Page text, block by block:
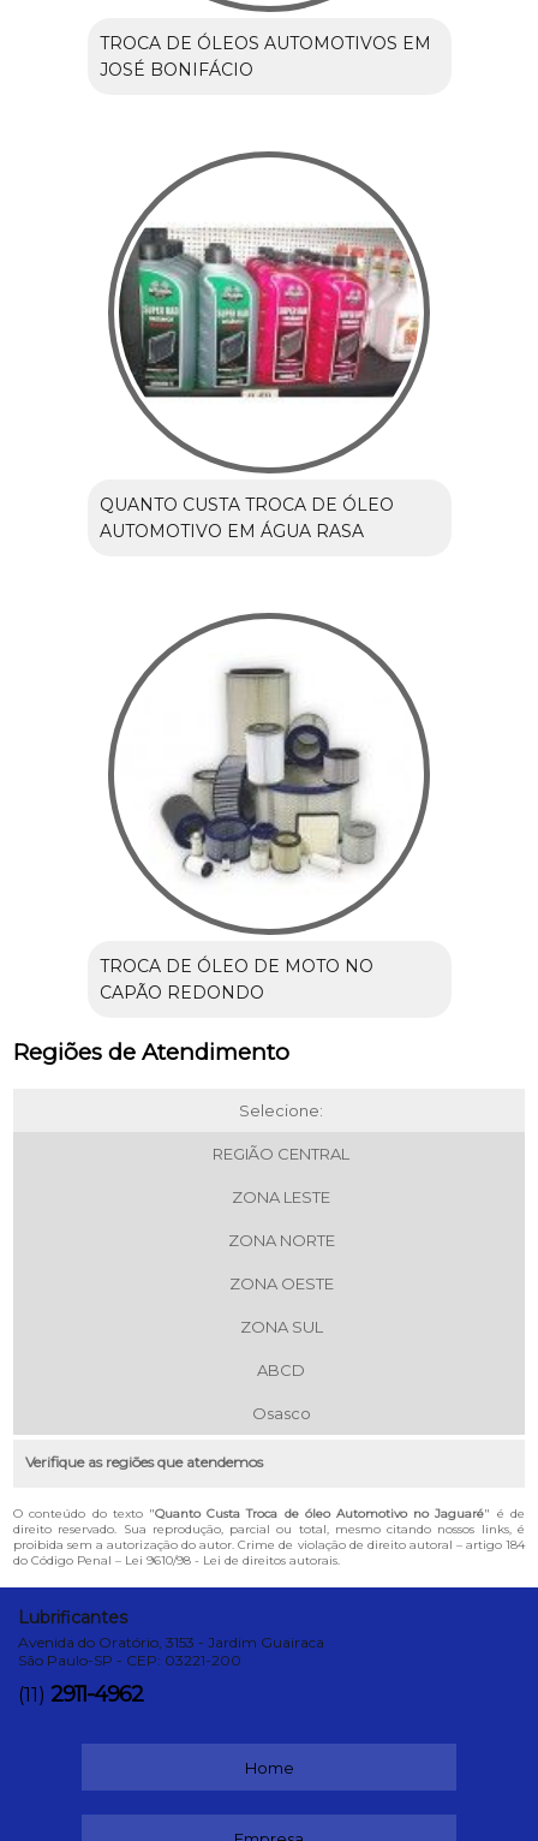
TROCA DE ÓLEOS AUTOMOTIVOS EM
JOSÉ BONIFÁCIO
QUANTO CUSTA TROCA DE ÓLEO
AUTOMOTIVO EM ÁGUA RASA
TROCA DE ÓLEO DE MOTO NO
CAPÃO REDONDO
Regiões de Atendimento
Selecione:
REGIÃO CENTRAL
ZONA LESTE
ZONA NORTE
ZONA OESTE
ZONA SUL
ABCD
Osasco
Verifique as regiões que atendemos
O conteúdo do texto "Quanto Custa Troca de óleo Automotivo no Jaguaré" é de
direito reservado. Sua reprodução, parcial ou total, mesmo citando nossos links, é
proibida sem a autorização do autor. Crime de violação de direito autoral – artigo 184
do Código Penal – Lei 9610/98 - Lei de direitos autorais.
Lubrificantes
Avenida do Oratório, 3153 - Jardim Guairaca
São Paulo-SP - CEP: 03221-200
(11) 2911-4962
Home